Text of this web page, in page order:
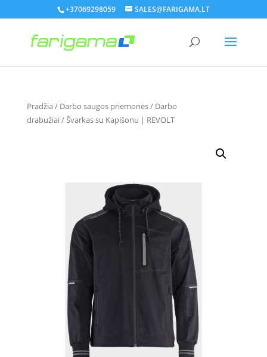
+37069298059 SALES@FARIGAMA.LT
Pradžia/ Darbo saugos priemonės/ Darbo
drabužiai/ Švarkas su Kapišonu | REVOLT